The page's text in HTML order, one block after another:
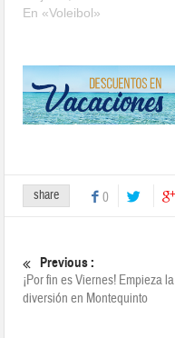
En «Voleibol»
share 0
Previous :
¡Por fin es Viernes! Empieza la
diversión en Montequinto